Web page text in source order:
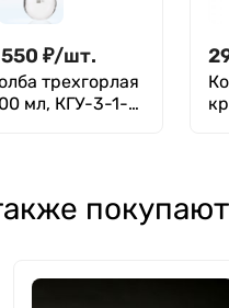
₽/шт.
трехгорлая
мл, КГУ-3-1-
покупают